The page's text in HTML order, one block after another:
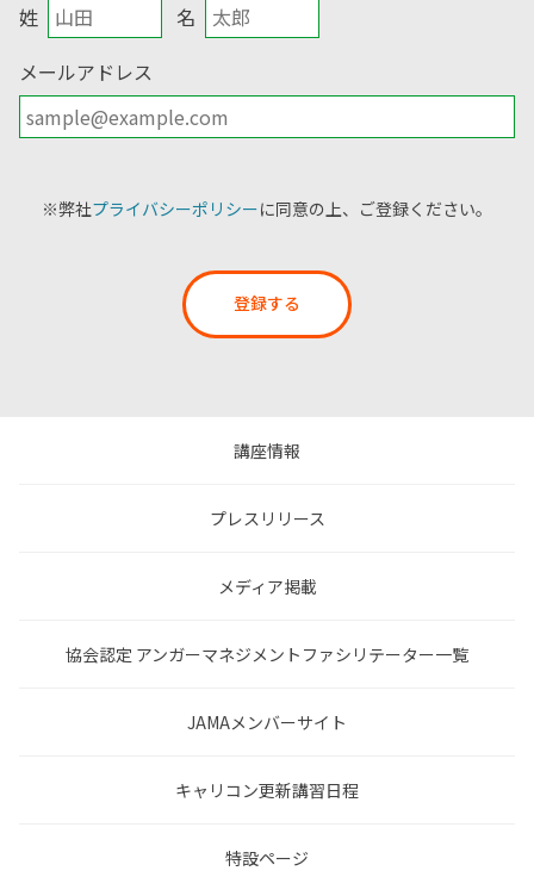
姓
名
メールアドレス
※弊社プライバシーポリシーに同意の上、ご登録ください。
登録する
講座情報
プレスリリース
メディア掲載
協会認定 アンガーマネジメントファシリテーター一覧
JAMAメンバーサイト
キャリコン更新講習日程
特設ページ